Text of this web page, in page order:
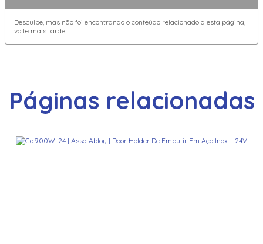
Desculpe, mas não foi encontrando o conteúdo relacionado a esta página,
volte mais tarde
Páginas relacionadas